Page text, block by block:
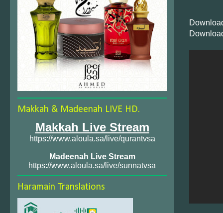
Makkah & Madeenah LIVE HD.
Makkah Live Stream
https://www.aloula.sa/live/qurantvsa
Madeenah Live Stream
https://www.aloula.sa/live/sunnatvsa
Haramain Translations